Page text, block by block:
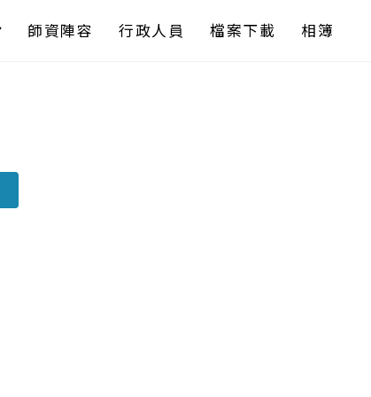
師資陣容 行政人員 檔案下載 相簿